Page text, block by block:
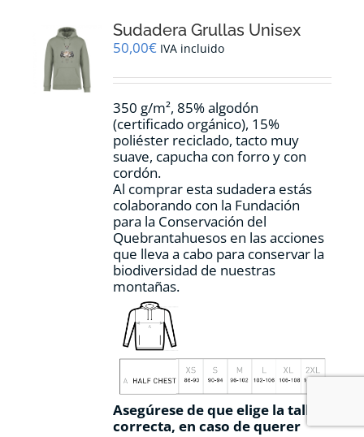
se
pueden
en
página
de
producto
Sudadera Grullas Unisex
50,00€ IVA incluido
350 g/m², 85% algodón
(certificado orgánico), 15%
poliéster reciclado, tacto muy
suave, capucha con forro y con
cordón.
Al comprar esta sudadera estás
colaborando con la Fundación
para la Conservación del
Quebrantahuesos en las acciones
que lleva a cabo para conservar la
biodiversidad de nuestras
montañas.
Asegúrese de que elige la talla
correcta, en caso de querer